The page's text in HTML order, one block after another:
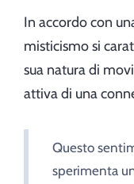
In accordo con
misticismo si
sua natura di
attiva di una
Questo
sperimenta